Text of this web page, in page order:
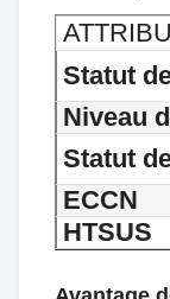
Statut
Niveau
Statut
ECCN
HTSUS